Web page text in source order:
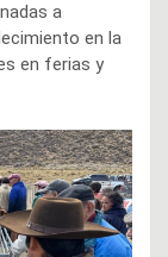
a
en la
en ferias y